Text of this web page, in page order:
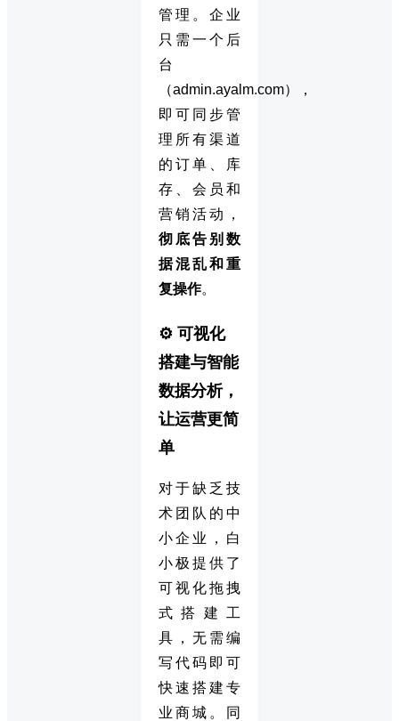
管理。企业
只需一个后
台
（admin.ayalm.com），
即可同步管
理所有渠道
的订单、库
存、会员和
营销活动，
彻底告别数
据混乱和重
复操作。
⚙️ 可视化
搭建与智能
数据分析，
让运营更简
单
对于缺乏技
术团队的中
小企业，白
小极提供了
可视化拖拽
式搭建工
具，无需编
写代码即可
快速搭建专
业商城。同